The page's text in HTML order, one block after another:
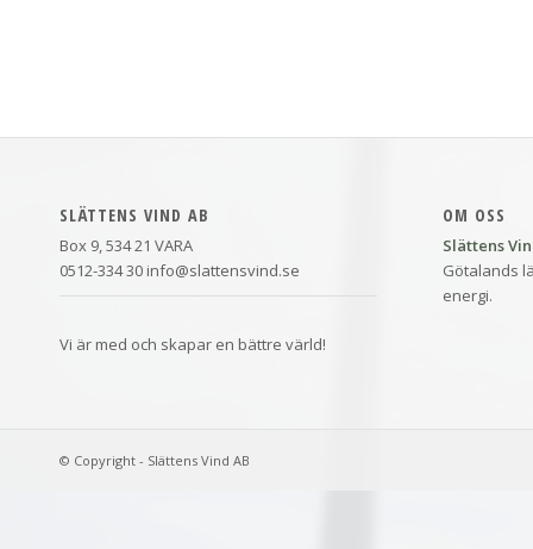
SLÄTTENS VIND AB
Box 9, 534 21 VARA
0512-334 30 info@slattensvind.se
Vi är med och skapar en bättre värld!
OM OSS
Slättens
Götalands
energi.
© Copyright - Slättens Vind AB